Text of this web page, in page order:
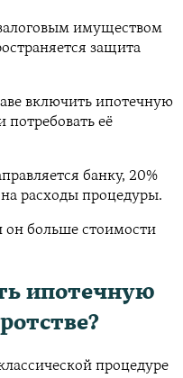
имуществом
защита
включить ипотечную
потребовать её
банку, 20%
расходы процедуры.
он больше стоимости
ипотечную
процедуре